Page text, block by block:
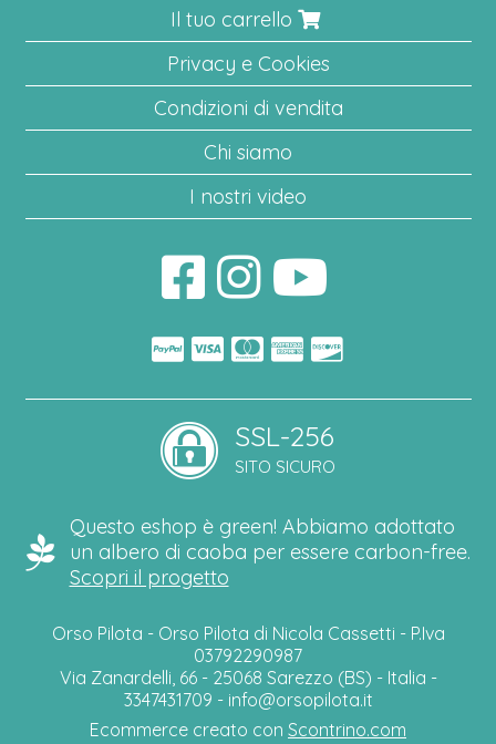
Il tuo carrello
Privacy e Cookies
Condizioni di vendita
Chi siamo
I nostri video
SSL-256
SITO SICURO
Questo eshop è green! Abbiamo adottato
un albero di caoba per essere carbon-free.
Scopri il progetto
Orso Pilota - Orso Pilota di Nicola Cassetti - P.Iva
03792290987
Via Zanardelli, 66 - 25068 Sarezzo (BS) - Italia -
3347431709 - info@orsopilota.it
Ecommerce creato con Scontrino.com